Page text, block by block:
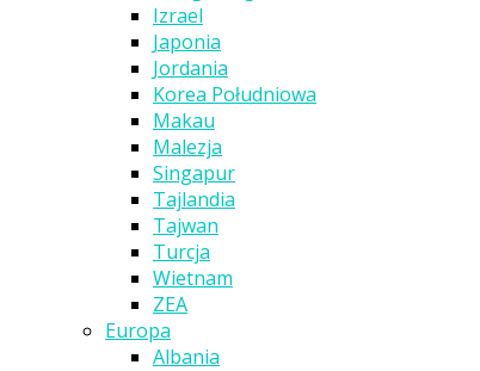
Izrael
Japonia
Jordania
Korea Południowa
Makau
Malezja
Singapur
Tajlandia
Tajwan
Turcja
Wietnam
ZEA
Europa
Albania